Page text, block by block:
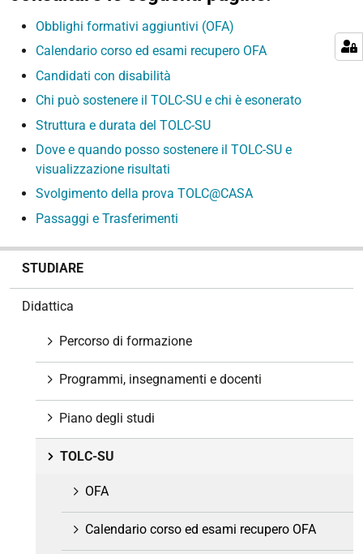
Obblighi formativi aggiuntivi (OFA)
Calendario corso ed esami recupero OFA
Candidati con disabilità
Chi può sostenere il TOLC-SU e chi è esonerato
Struttura e durata del TOLC-SU
Dove e quando posso sostenere il TOLC-SU e
visualizzazione risultati
Svolgimento della prova TOLC@CASA
Passaggi e Trasferimenti
STUDIARE
Didattica
Percorso di formazione
Programmi, insegnamenti e docenti
Piano degli studi
TOLC-SU
OFA
Calendario corso ed esami recupero OFA